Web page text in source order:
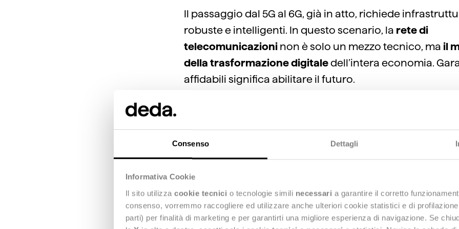
Consenso Dettagli
Informativa Cookie
Il sito utilizza cookie tecnici o tecnologie simili necessari a garantire il corretto
consenso, vorremmo raccogliere ed utilizzare anche ulteriori cookie statistici e di
parti) per finalità di marketing e per garantirti una migliore esperienza di navigazione. Se
Il passaggio dal 5G al 6G, già in atto, richiede
robuste e intelligenti. In questo scenario, la rete di
telecomunicazioninon è solo un mezzo tecnico, ma il
della trasformazione digitaledell’intera economia.
affidabili significa abilitare il futuro.
L’evoluzione passa
dall’efficienza e
dall’innovazione